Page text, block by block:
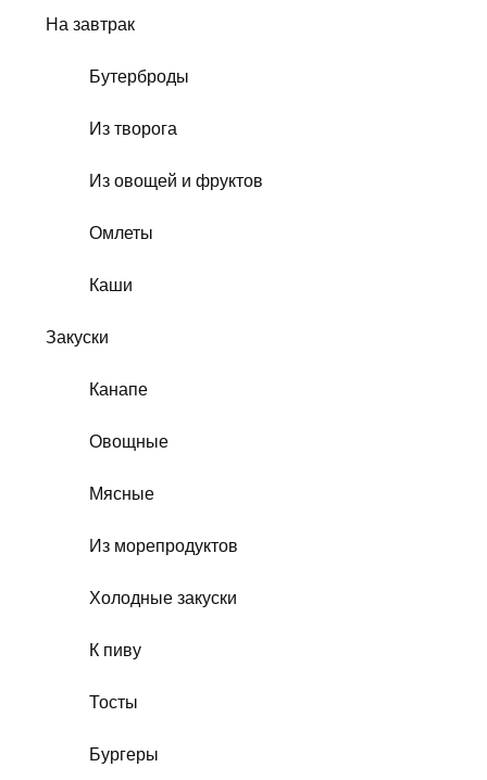
На завтрак
Бутерброды
Из творога
Из овощей и фруктов
Омлеты
Каши
Закуски
Канапе
Овощные
Мясные
Из морепродуктов
Холодные закуски
К пиву
Тосты
Бургеры